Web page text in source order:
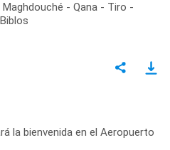
- Qana - Tiro -
la bienvenida en el Aeropuerto